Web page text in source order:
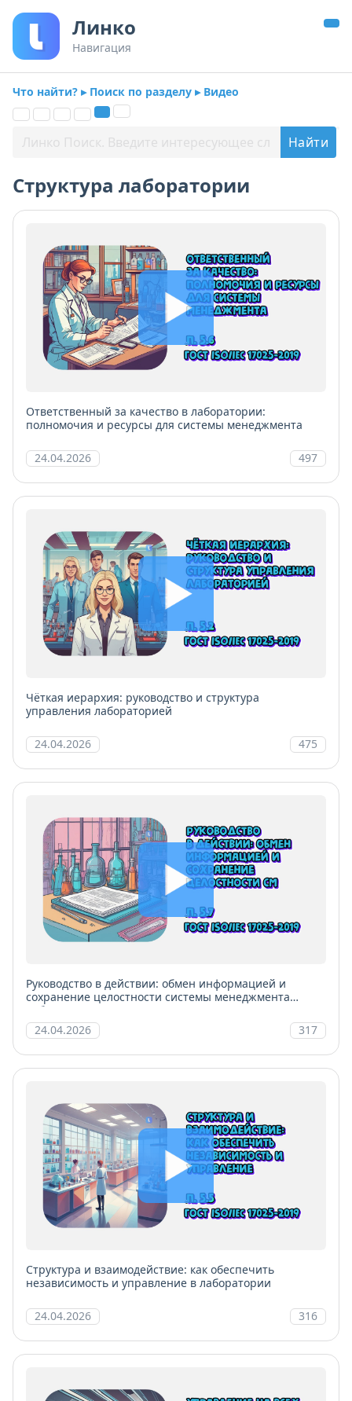
Линко
Навигация
Что найти? ▸ Поиск по разделу ▸ Видео
Структура лаборатории
Ответственный за качество в лаборатории:
полномочия и ресурсы для системы менеджмента
24.04.2026 497
Чёткая иерархия: руководство и структура
управления лабораторией
24.04.2026 475
Руководство в действии: обмен информацией и
сохранение целостности системы менеджмента
лаборатории
24.04.2026
317
Структура и взаимодействие: как обеспечить
независимость и управление в лаборатории
24.04.2026 316